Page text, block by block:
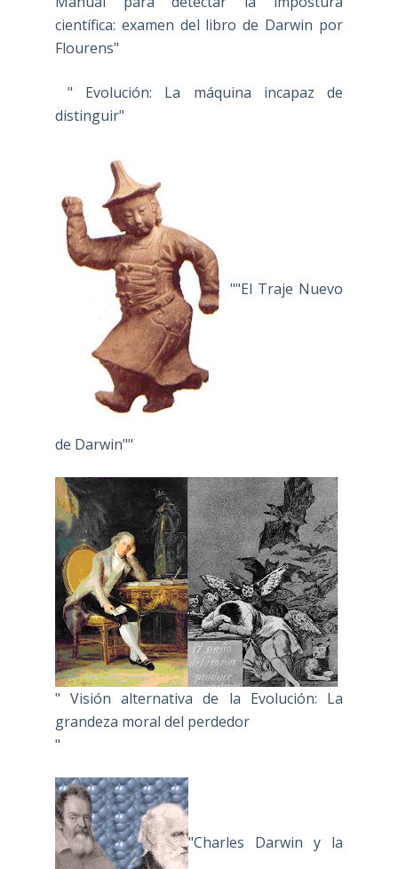
científica: examen del libro de Darwin por
Flourens"
" Evolución: La máquina incapaz de
distinguir"
""El Traje Nuevo
de Darwin""
" Visión alternativa de la Evolución: La
grandeza moral del perdedor
"
"Charles Darwin y la